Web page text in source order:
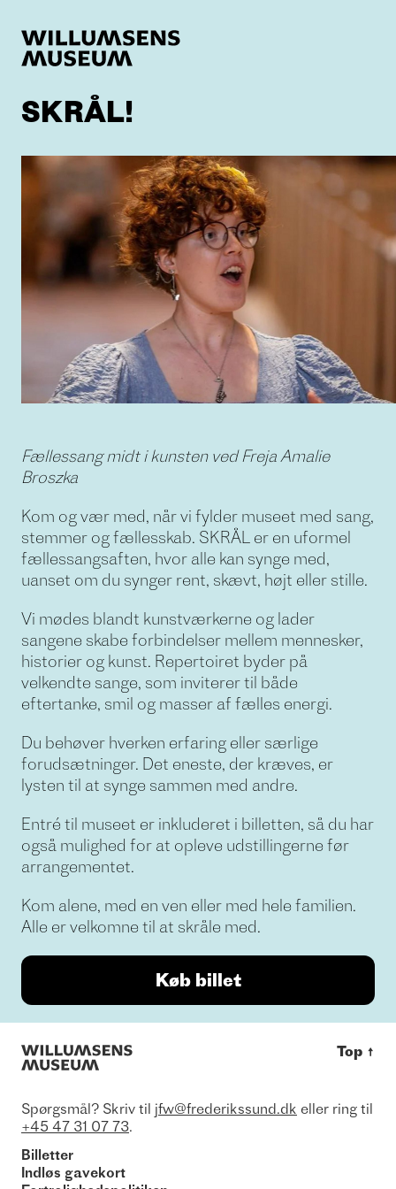
SKRÅL!
Fællessang midt i kunsten ved Freja Amalie
Broszka
Kom og vær med, når vi fylder museet med sang,
stemmer og fællesskab. SKRÅL er en uformel
fællessangsaften, hvor alle kan synge med,
uanset om du synger rent, skævt, højt eller stille.
Vi mødes blandt kunstværkerne og lader
sangene skabe forbindelser mellem mennesker,
historier og kunst. Repertoiret byder på
velkendte sange, som inviterer til både
eftertanke, smil og masser af fælles energi.
Du behøver hverken erfaring eller særlige
forudsætninger. Det eneste, der kræves, er
lysten til at synge sammen med andre.
Entré til museet er inkluderet i billetten, så du har
også mulighed for at opleve udstillingerne før
arrangementet.
Kom alene, med en ven eller med hele familien.
Alle er velkomne til at skråle med.
Køb billet
Top ↑
Spørgsmål? Skriv til jfw@frederikssund.dk eller ring til
+45 47 31 07 73.
Billetter
Indløs gavekort